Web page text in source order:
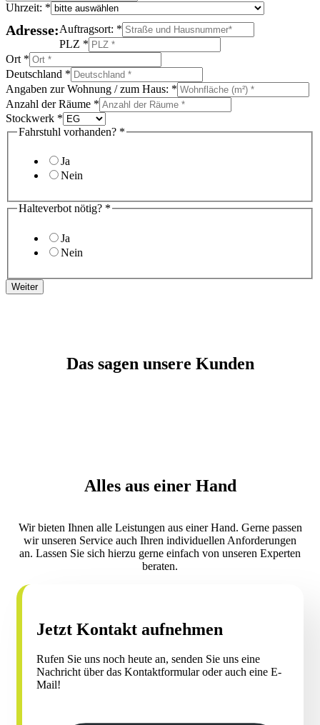
Uhrzeit: *
Adresse:Auftragsort: *
PLZ *
Ort *
Deutschland *
Angaben zur Wohnung / zum Haus: *
Anzahl der Räume *
Stockwerk *
Fahrstuhl vorhanden? *
Ja
Nein
Halteverbot nötig? *
Ja
Nein
Weiter
Das sagen unsere Kunden
Alles aus einer Hand
Wir bieten Ihnen alle Leistungen aus einer Hand. Gerne passen
wir unseren Service auch Ihren individuellen Anforderungen
an. Lassen Sie sich hierzu gerne einfach von unseren Experten
beraten.
Jetzt Kontakt aufnehmen
Rufen Sie uns noch heute an, senden Sie uns eine
Nachricht über das Kontaktformular oder auch eine E-
Mail!